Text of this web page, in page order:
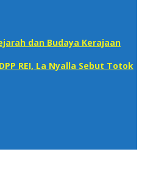
dan Budaya Kerajaan
REI, La Nyalla Sebut Totok